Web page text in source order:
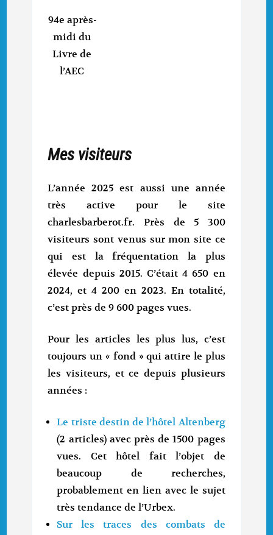
94e après-
midi du
Livre de
l’AEC
Mes visiteurs
L’année 2025 est aussi une année
très active pour le site
charlesbarberot.fr. Près de 5 300
visiteurs sont venus sur mon site ce
qui est la fréquentation la plus
élevée depuis 2015. C’était 4 650 en
2024, et 4 200 en 2023. En totalité,
c’est près de 9 600 pages vues.
Pour les articles les plus lus, c’est
toujours un « fond » qui attire le plus
les visiteurs, et ce depuis plusieurs
années :
Le triste destin de l’hôtel Altenberg
(2 articles) avec près de 1500 pages
vues. Cet hôtel fait l’objet de
beaucoup de recherches,
probablement en lien avec le sujet
très tendance de l’Urbex.
Sur les traces des combats de